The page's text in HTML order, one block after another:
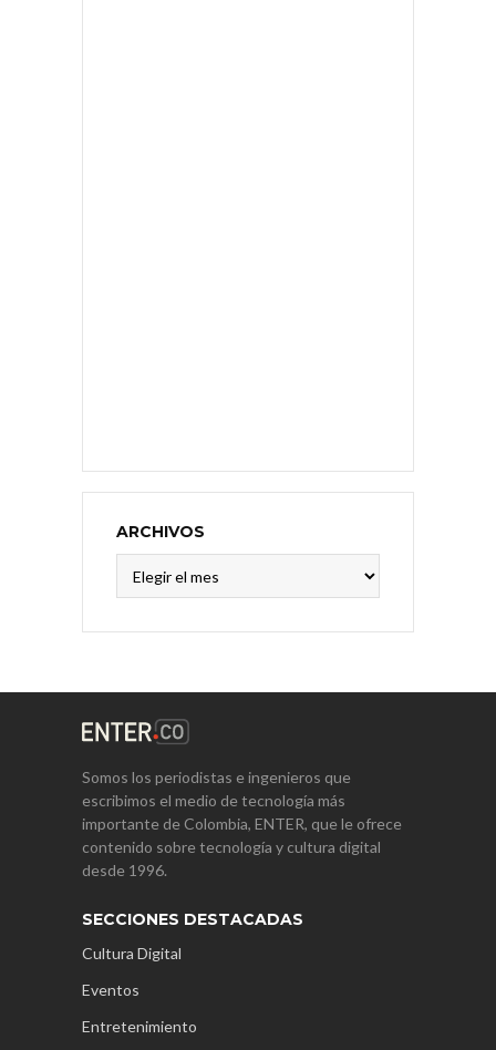
ARCHIVOS
Somos los periodistas e ingenieros que
escribimos el medio de tecnología más
importante de Colombia, ENTER, que le ofrece
contenido sobre tecnología y cultura digital
desde 1996.
SECCIONES DESTACADAS
Cultura Digital
Eventos
Entretenimiento